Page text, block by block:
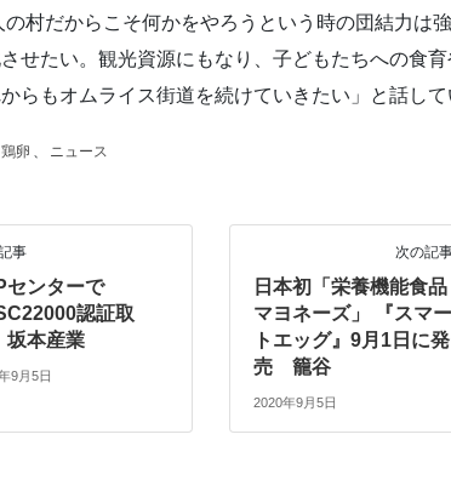
村だからこそ何かをやろうという時の団結力は
せたい。観光資源にもなり、子どもたちへの食
らもオムライス街道を続けていきたい」と話して
鶏卵 、 ニュース
事
センターで
認証取
本産業
9月5日
次の記
日本初「栄養機能食品
マヨネーズ」 『スマー
トエッグ』9月1日に発
売 籠谷
2020年9月5日